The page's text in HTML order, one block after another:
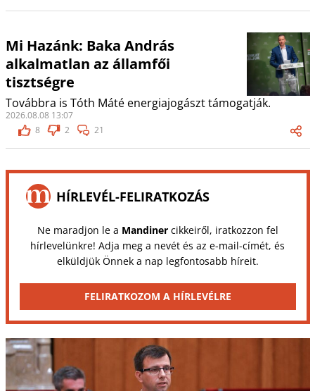
Mi Hazánk: Baka András
alkalmatlan az államfői
tisztségre
Továbbra is Tóth Máté energiajogászt támogatják.
2026.08.08 13:07
8
2 21
HÍRLEVÉL-FELIRATKOZÁS
Ne maradjon le a Mandinercikkeiről, iratkozzon fel
hírlevelünkre! Adja meg a nevét és az e-mail-címét, és
elküldjük Önnek a nap legfontosabb híreit.
FELIRATKOZOM A HÍRLEVÉLRE